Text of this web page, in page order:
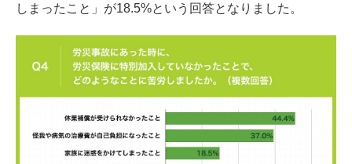
しまったこと」が18.5%という回答となりました。